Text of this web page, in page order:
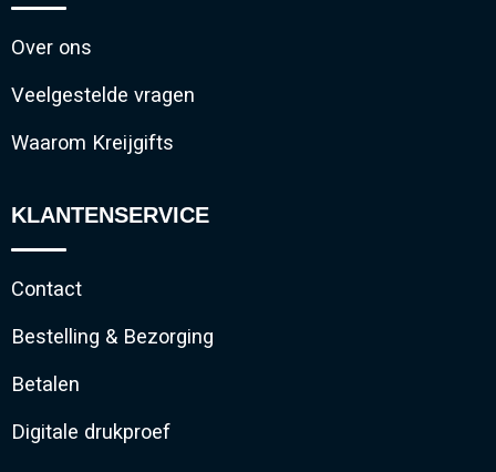
Over ons
Veelgestelde vragen
Waarom Kreijgifts
KLANTENSERVICE
Contact
Bestelling & Bezorging
Betalen
Digitale drukproef